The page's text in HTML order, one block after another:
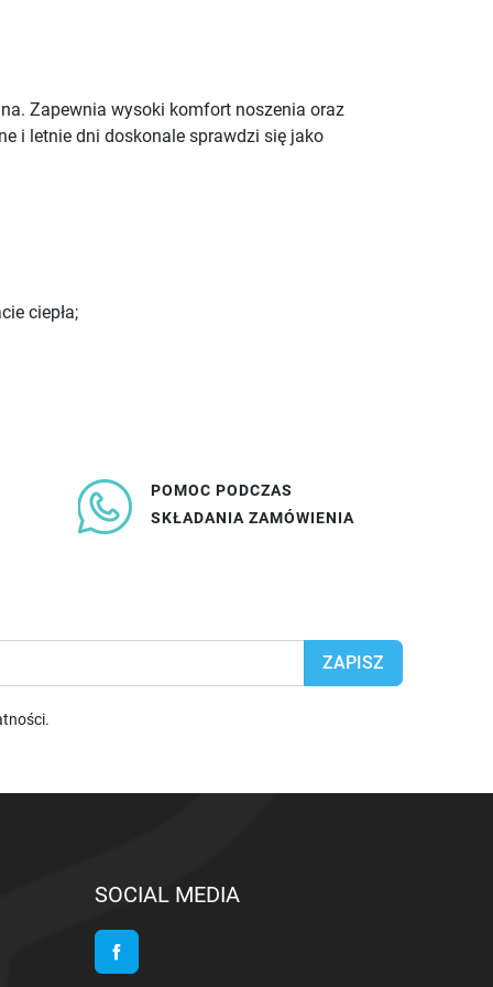
Zapewnia wysoki komfort noszenia oraz
i letnie dni doskonale sprawdzi się jako
ciepła;
POMOC PODCZAS
SKŁADANIA ZAMÓWIENIA
.
SOCIAL MEDIA
Facebook